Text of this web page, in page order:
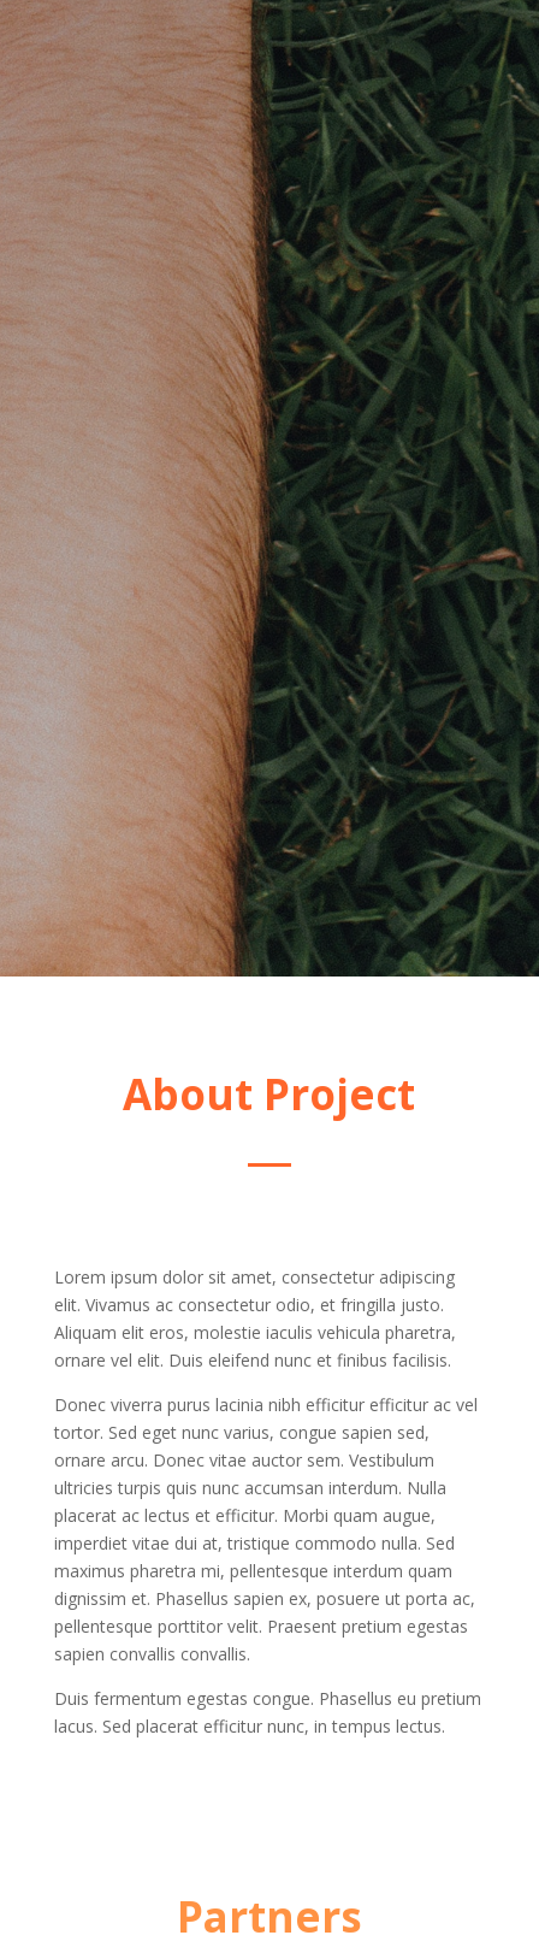
About Project
Lorem ipsum dolor sit amet, consectetur adipiscing
elit. Vivamus ac consectetur odio, et fringilla justo.
Aliquam elit eros, molestie iaculis vehicula pharetra,
ornare vel elit. Duis eleifend nunc et finibus facilisis.
Donec viverra purus lacinia nibh efficitur efficitur ac vel
tortor. Sed eget nunc varius, congue sapien sed,
ornare arcu. Donec vitae auctor sem. Vestibulum
ultricies turpis quis nunc accumsan interdum. Nulla
placerat ac lectus et efficitur. Morbi quam augue,
imperdiet vitae dui at, tristique commodo nulla. Sed
maximus pharetra mi, pellentesque interdum quam
dignissim et. Phasellus sapien ex, posuere ut porta ac,
pellentesque porttitor velit. Praesent pretium egestas
sapien convallis convallis.
Duis fermentum egestas congue. Phasellus eu pretium
lacus. Sed placerat efficitur nunc, in tempus lectus.
Partners